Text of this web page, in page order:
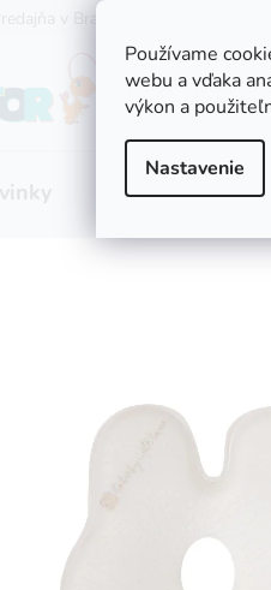
Používame
webu a vďaka
výkon a
Nastavenie
Predajňa v Bratislave
Zľavy Kočíky